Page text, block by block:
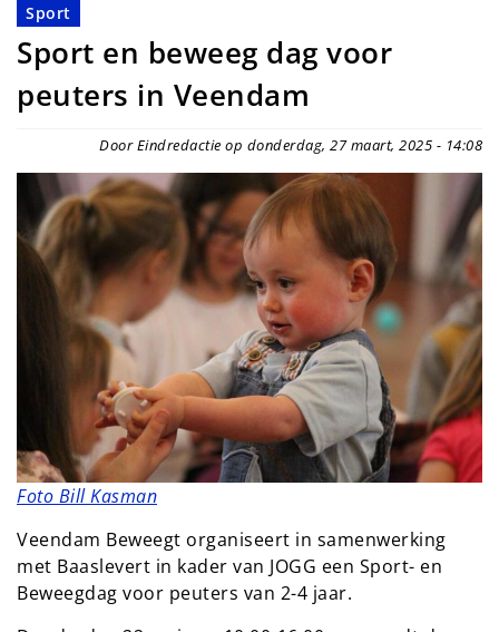
Sport
Sport en beweeg dag voor
peuters in Veendam
Door Eindredactie op donderdag, 27 maart, 2025 - 14:08
Foto Bill Kasman
Veendam Beweegt organiseert in samenwerking
met Baaslevert in kader van JOGG een Sport- en
Beweegdag voor peuters van 2-4 jaar.